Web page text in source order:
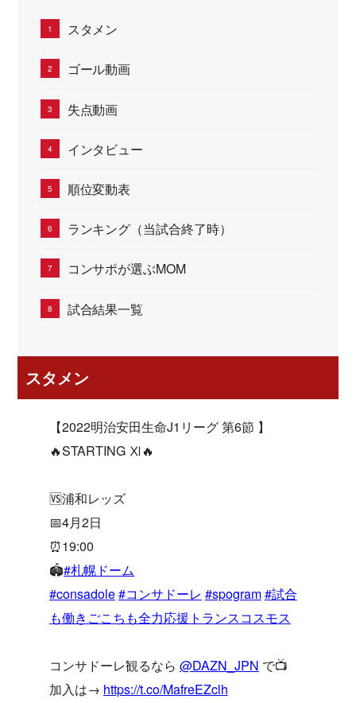
スタメン
ゴール動画
失点動画
インタビュー
順位変動表
ランキング（当試合終了時）
コンサポが選ぶMOM
試合結果一覧
スタメン
【2022明治安田生命J1リーグ 第6節 】
🔥STARTING Ⅺ🔥
🆚浦和レッズ
📅4月2日
⏰19:00
🏟#札幌ドーム
#consadole#コンサドーレ #spogram#試合
も働きごこちも全力応援トランスコスモス
コンサドーレ観るなら @DAZN_JPN で📺
加入は→ https://t.co/MafreEZclh